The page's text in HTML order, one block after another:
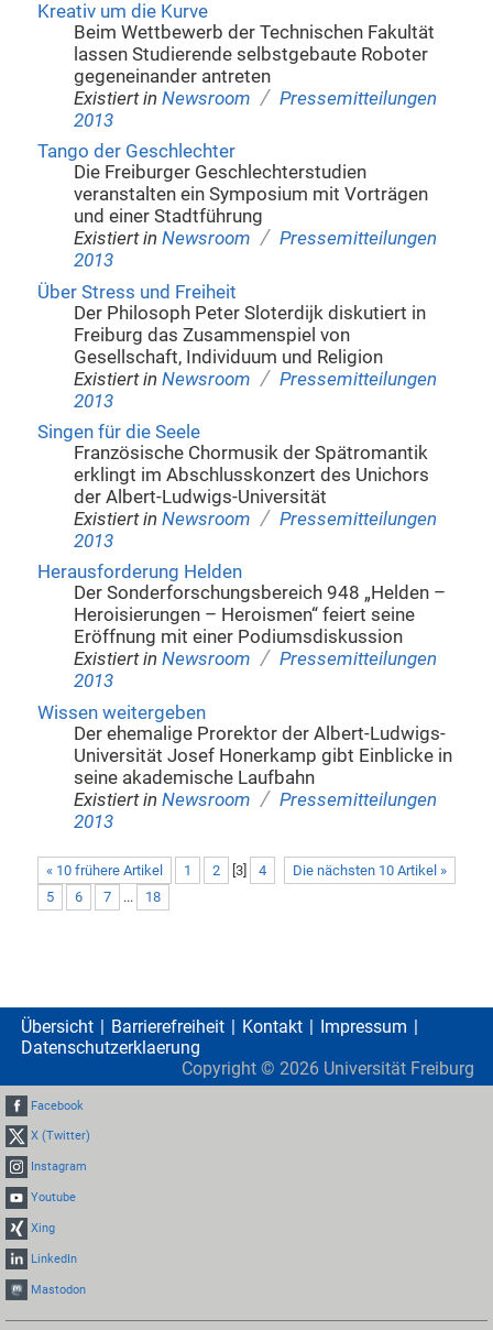
Kreativ um die Kurve
Beim Wettbewerb der Technischen Fakultät
lassen Studierende selbstgebaute Roboter
gegeneinander antreten
Existiert in Newsroom / Pressemitteilungen
2013
Tango der Geschlechter
Die Freiburger Geschlechterstudien
veranstalten ein Symposium mit Vorträgen
und einer Stadtführung
Existiert in Newsroom / Pressemitteilungen
2013
Über Stress und Freiheit
Der Philosoph Peter Sloterdijk diskutiert in
Freiburg das Zusammenspiel von
Gesellschaft, Individuum und Religion
Existiert in Newsroom / Pressemitteilungen
2013
Singen für die Seele
Französische Chormusik der Spätromantik
erklingt im Abschlusskonzert des Unichors
der Albert-Ludwigs-Universität
Existiert in Newsroom / Pressemitteilungen
2013
Herausforderung Helden
Der Sonderforschungsbereich 948 „Helden –
Heroisierungen – Heroismen“ feiert seine
Eröffnung mit einer Podiumsdiskussion
Existiert in Newsroom / Pressemitteilungen
2013
Wissen weitergeben
Der ehemalige Prorektor der Albert-Ludwigs-
Universität Josef Honerkamp gibt Einblicke in
seine akademische Laufbahn
Existiert in Newsroom / Pressemitteilungen
2013
« 10 frühere Artikel Die nächsten 10 Artikel »
1 2 3]
4
5
6 7 ... 18
Übersicht Barrierefreiheit Kontakt
Impressum
Datenschutzerklaerung
Copyright © 2026 Universität Freiburg
Facebook
X (Twitter)
Instagram
Youtube
Xing
LinkedIn
Mastodon